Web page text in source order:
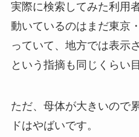
実際に検索してみた利用
動いているのはまだ東京
っていて、地方では表示
という指摘も同じくらい
ただ、母体が大きいので
ドはやばいです。